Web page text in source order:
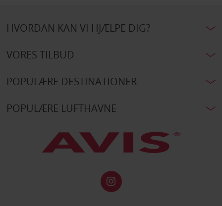
HVORDAN KAN VI HJÆLPE DIG?
VORES TILBUD
POPULÆRE DESTINATIONER
POPULÆRE LUFTHAVNE